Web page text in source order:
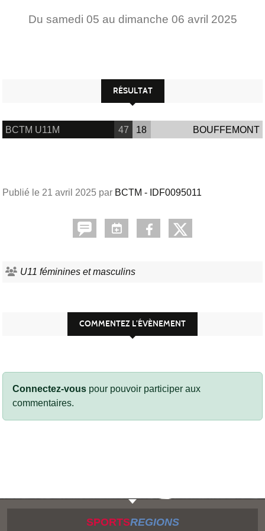
Du samedi 05 au dimanche 06 avril 2025
RÉSULTAT
BCTM U11M 47 18 BOUFFEMONT
Publié le 21 avril 2025 par BCTM - IDF0095011
U11 féminines et masculins
COMMENTEZ L’ÉVÈNEMENT
Connectez-vous pour pouvoir participer aux
commentaires.
SPORTSREGIONS